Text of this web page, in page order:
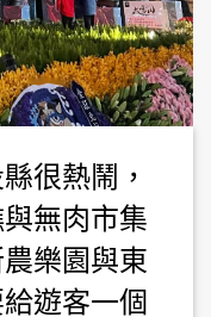
很熱鬧，
無肉市集
樂園與東
遊客一個